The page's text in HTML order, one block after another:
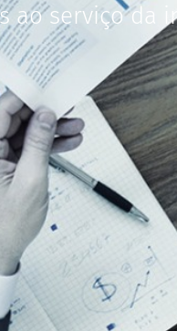
ao serviço da